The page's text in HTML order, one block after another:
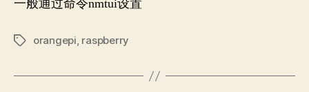
一般通过命令nmtui设置
Tagsorangepi, raspberry